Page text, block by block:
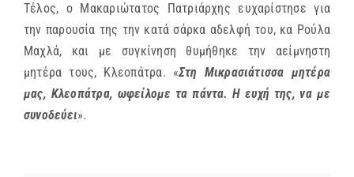
Τέλος, ο Μακαριώτατος Πατριάρχης ευχαρίστησε για
την παρουσία της την κατά σάρκα αδελφή του, κα Ρούλα
Μαχλά, και με συγκίνηση θυμήθηκε την αείμνηστη
μητέρα τους, Κλεοπάτρα. «Στη Μικρασιάτισσα μητέρα
μας, Κλεοπάτρα, ωφείλομε τα πάντα. Η ευχή της, να με
συνοδεύει».